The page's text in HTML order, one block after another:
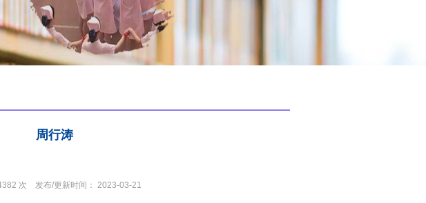
周行涛
次 发布/更新时间： 2023-03-21